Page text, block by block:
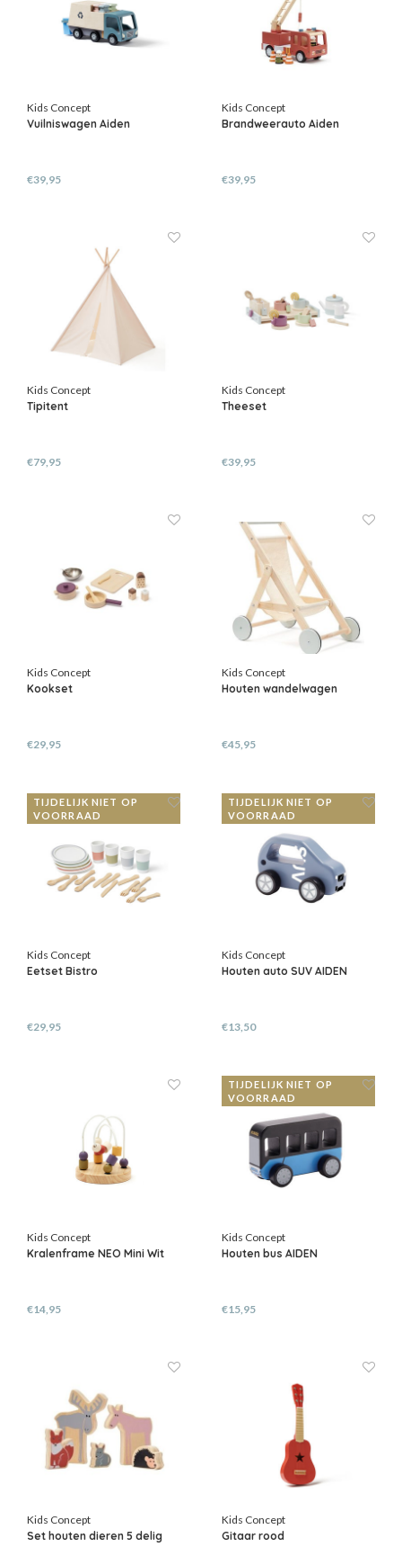
Kids Concept
Vuilniswagen Aiden
€39,95
Kids Concept
Brandweerauto Aiden
€39,95
Kids Concept
Tipitent
€79,95
Kids Concept
Theeset
€39,95
Kids Concept
Kookset
€29,95
Kids Concept
Houten wandelwagen
€45,95
TIJDELIJK NIET OP
VOORRAAD
Kids Concept
Eetset Bistro
€29,95
TIJDELIJK NIET OP
VOORRAAD
Kids Concept
Houten auto SUV AIDEN
€13,50
Kids Concept
Kralenframe NEO Mini Wit
€14,95
TIJDELIJK NIET OP
VOORRAAD
Kids Concept
Houten bus AIDEN
€15,95
Kids Concept
Set houten dieren 5 delig
Kids Concept
Gitaar rood